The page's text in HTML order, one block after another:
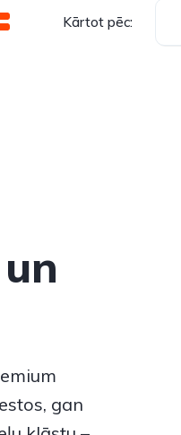
Kārtot pēc:
gan